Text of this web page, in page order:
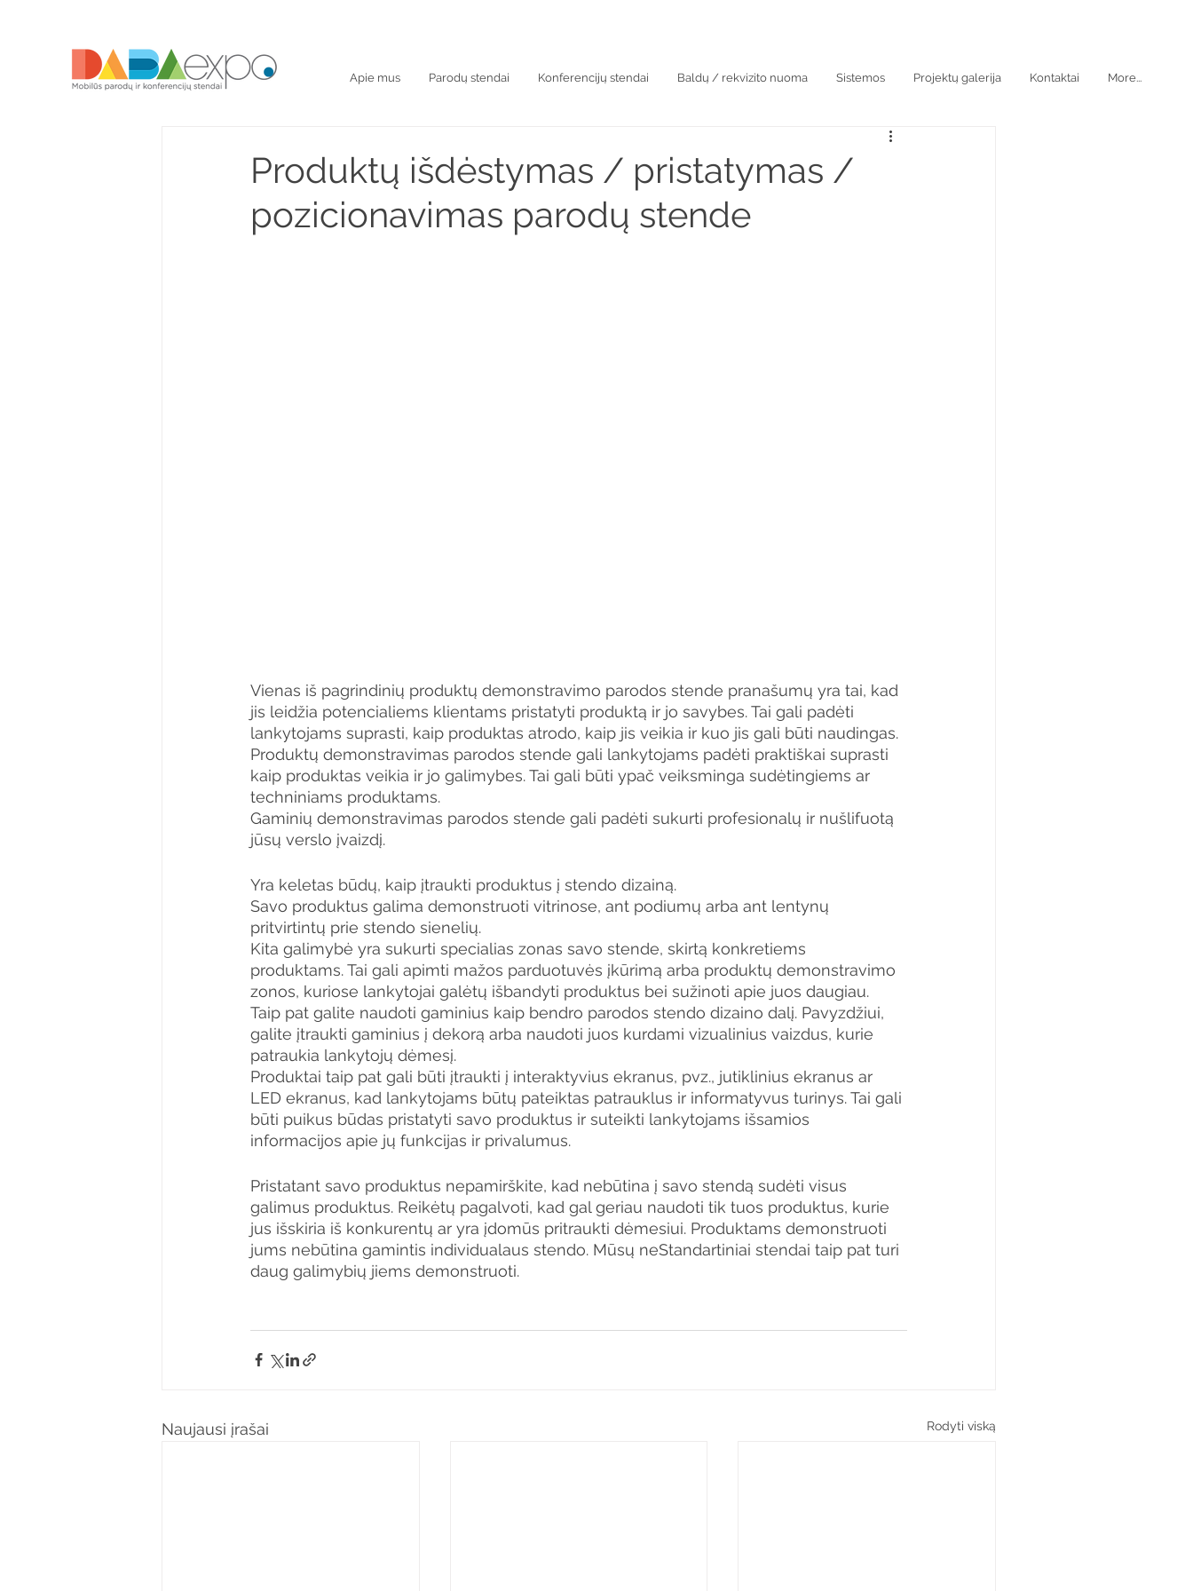
Apie mus Parodų stendai Konferencijų stendai Baldų / rekvizito nuoma Sistemos Projektų galerija Kontaktai More...
Produktų išdėstymas / pristatymas /
pozicionavimas parodų stende
Vienas iš pagrindinių produktų demonstravimo parodos stende pranašumų yra tai, kad
jis leidžia potencialiems klientams pristatyti produktą ir jo savybes. Tai gali padėti
lankytojams suprasti, kaip produktas atrodo, kaip jis veikia ir kuo jis gali būti naudingas.
Produktų demonstravimas parodos stende gali lankytojams padėti praktiškai suprasti
kaip produktas veikia ir jo galimybes. Tai gali būti ypač veiksminga sudėtingiems ar
techniniams produktams.
Gaminių demonstravimas parodos stende gali padėti sukurti profesionalų ir nušlifuotą
jūsų verslo įvaizdį.
Yra keletas būdų, kaip įtraukti produktus į stendo dizainą.
Savo produktus galima demonstruoti vitrinose, ant podiumų arba ant lentynų
pritvirtintų prie stendo sienelių.
Kita galimybė yra sukurti specialias zonas savo stende, skirtą konkretiems
produktams. Tai gali apimti mažos parduotuvės įkūrimą arba produktų demonstravimo
zonos, kuriose lankytojai galėtų išbandyti produktus bei sužinoti apie juos daugiau.
Taip pat galite naudoti gaminius kaip bendro parodos stendo dizaino dalį. Pavyzdžiui,
galite įtraukti gaminius į dekorą arba naudoti juos kurdami vizualinius vaizdus, ​​kurie
patraukia lankytojų dėmesį.
Produktai taip pat gali būti įtraukti į interaktyvius ekranus, pvz., jutiklinius ekranus ar
LED ekranus, kad lankytojams būtų pateiktas patrauklus ir informatyvus turinys. Tai gali
būti puikus būdas pristatyti savo produktus ir suteikti lankytojams išsamios
informacijos apie jų funkcijas ir privalumus.
Pristatant savo produktus nepamirškite, kad nebūtina į savo stendą sudėti visus
galimus produktus. Reikėtų pagalvoti, kad gal geriau naudoti tik tuos produktus, kurie
jus išskiria iš konkurentų ar yra įdomūs pritraukti dėmesiui. Produktams demonstruoti
jums nebūtina gamintis individualaus stendo. Mūsų neStandartiniai stendai taip pat turi
daug galimybių jiems demonstruoti.
Naujausi įrašai Rodyti viską